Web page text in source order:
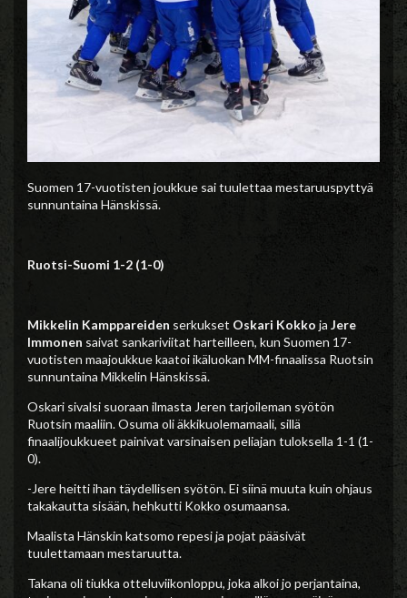
Suomen 17-vuotisten joukkue sai tuulettaa mestaruuspyttyä
sunnuntaina Hänskissä.
Ruotsi-Suomi 1-2 (1-0)
Mikkelin Kamppareiden serkukset Oskari Kokko ja Jere
Immonen saivat sankariviitat harteilleen, kun Suomen 17-
vuotisten maajoukkue kaatoi ikäluokan MM-finaalissa Ruotsin
sunnuntaina Mikkelin Hänskissä.
Oskari sivalsi suoraan ilmasta Jeren tarjoileman syötön
Ruotsin maaliin. Osuma oli äkkikuolemamaali, sillä
finaalijoukkueet painivat varsinaisen peliajan tuloksella 1-1 (1-
0).
-Jere heitti ihan täydellisen syötön. Ei siinä muuta kuin ohjaus
takakautta sisään, hehkutti Kokko osumaansa.
Maalista Hänskin katsomo repesi ja pojat pääsivät
tuulettamaan mestaruutta.
Takana oli tiukka otteluviikonloppu, joka alkoi jo perjantaina,